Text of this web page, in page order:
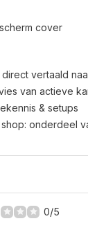
cover
vertaald
van actieve
& setups
onderdeel
0/5